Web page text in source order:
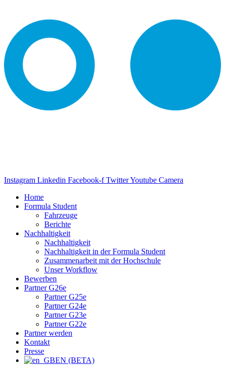
Instagram Linkedin Facebook-f TwitterYoutube Camera
Home
Formula Student
Fahrzeuge
Berichte
Nachhaltigkeit
Nachhaltigkeit
Nachhaltigkeit in der Formula Student
Zusammenarbeit mit der Hochschule
Unser Workflow
Bewerben
Partner G26e
Partner G25e
Partner G24e
Partner G23e
Partner G22e
Partner werden
Kontakt
Presse
EN (BETA)